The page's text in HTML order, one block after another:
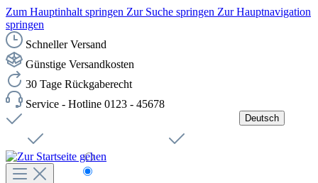
Zum Hauptinhalt springen Zur Suche springen Zur Hauptnavigation
springen
Schneller Versand
Günstige Versandkosten
30 Tage Rückgaberecht
Service - Hotline 0123 - 45678
Deutsch
Čeština